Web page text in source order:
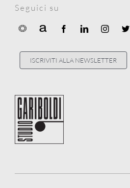
Seguici su
ISCRIVITI ALLA NEWSLETTER